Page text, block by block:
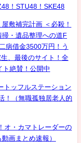
！STU48！SKE48
敷補完計画 ＜必殺！
・遺品整理への道F
病借金3500万円！う
、最後のサイト！全
ト絶賛！公開中
トッフルステーション
！（無職孤独居老人的
・カマトレーダーの
画まとめ速報）